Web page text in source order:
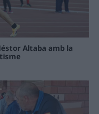
Altaba amb la